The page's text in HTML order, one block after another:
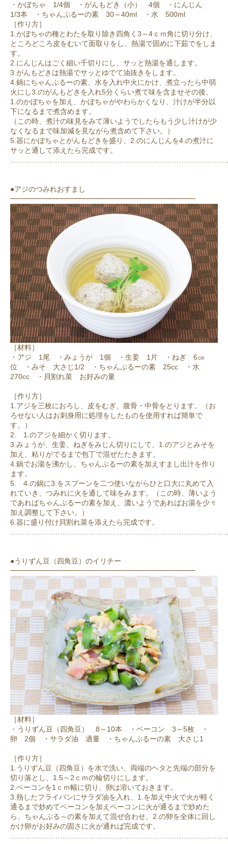
・かぼちゃ 1/4個 ・がんもどき（小） 4個 ・にんじん
1/3本 ・ちゃんぷるーの素 30～40ml ・水 500ml
［作り方］
1.かぼちゃの種とわたを取り除き四角く3～4ｃｍ角に切り分け、
ところどころ皮をむいて面取りをし、熱湯で固めに下茹でをしま
す。
2.にんじんはごく細い千切りにし、サッと熱湯を通します。
3.がんもどきは熱湯でサッとゆでて油抜きをします。
4.鍋にちゃんぷるーの素、水を入れ中火にかけ、煮立ったら中弱
火にし3.のがんもどきを入れ5分くらい煮て味を含ませその後、
1.のかぼちゃを加え、かぼちゃがやわらかくなり、汁けが半分以
下になるまで煮含めます。
（この時、煮汁の味見をみて薄いようでしたらもう少し汁けが少
なくなるまで味加減を見ながら煮含めて下さい。）
5.器にかぼちゃとがんもどきを盛り、2.のにんじんを4.の煮汁に
サッと通して添えたら完成です。
●アジのつみれおすまし
━━━━━━━━━━━━━━━━━━━━━━━━━━
［材料］
・アジ 1尾 ・みょうが 1個 ・生姜 1片 ・ねぎ 6㎝
位 ・みそ 大さじ1/2 ・ちゃんぷるーの素 25cc ・水
270cc ・貝割れ菜 お好みの量
［作り方］
1.アジを三枚におろし、皮をむぎ、腹骨・中骨をとります。（お
ろせない人はお刺身用に処理をしたものを使用すれば簡単で
す。）
2. 1.のアジを細かく切ります。
3.みょうが、生姜、ねぎをみじん切りにして、1.のアジとみそを
加え、粘りがでるまで包丁で混ぜたたきます。
4.鍋でお湯を沸かし、ちゃんぷるーの素を加えすまし出汁を作り
ます。
5. 4.の鍋に3.をスプーンを二つ使いながらひと口大に丸めて入
れていき、つみれに火を通して味をみます。（この時、薄いよう
であればちゃんぷるーの素を加え、濃いようであればお湯を少々
加え調整して下さい。）
6.器に盛り付け貝割れ菜を添えたら完成です。
●うりずん豆（四角豆）のイリチー
━━━━━━━━━━━━━━━━━━━━━━━━━━
［材料］
・うりずん豆（四角豆） 8～10本 ・ベーコン 3～5枚 ・
卵 2個 ・サラダ油 適量 ・ちゃんぷるーの素 大さじ1
［作り方］
1.うりずん豆（四角豆）を水で洗い、両端のヘタと先端の部分を
切り落とし、1.5～2ｃｍの輪切りにします。
2.ベーコンを1ｃｍ幅に切り、卵は溶いておきます。
3.熱したフライパンにサラダ油を入れ、1.を加え中火で火が軽く
通るまで炒めてベーコンを加えベーコンに火が通るまで炒めた
ら、ちゃんぷる～の素を加えて混ぜ合わせ、2.の卵を全体に回し
かけ卵がお好みの固さに火が通れば完成です。